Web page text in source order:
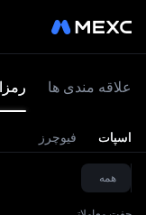
علاقه‌ مندی‌ ها
اسپات فیوچرز
همه